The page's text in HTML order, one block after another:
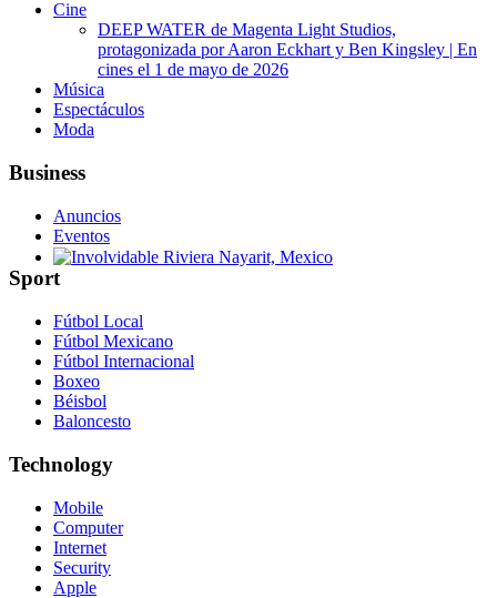
Involvidable Riviera Nayarit, Mexico
Cine
DEEP WATER de Magenta Light Studios,
protagonizada por Aaron Eckhart y Ben Kingsley | En
cines el 1 de mayo de 2026
Música
Espectáculos
Moda
Business
Anuncios
Eventos
Sport
Fútbol Local
Fútbol Mexicano
Fútbol Internacional
Boxeo
Béisbol
Baloncesto
Technology
Mobile
Computer
Internet
Security
Apple